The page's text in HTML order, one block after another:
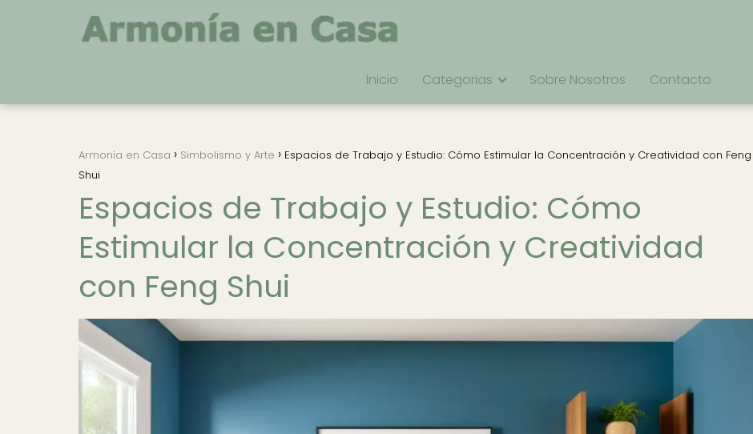
Inicio Categorias Sobre Nosotros Contacto
Armonía en Casa Simbolismo y Arte
Espacios de Trabajo y Estudio: Cómo Estimular la Concentración y Creatividad con Feng
Shui
Espacios de Trabajo y Estudio: Cómo
Estimular la Concentración y Creatividad
con Feng Shui